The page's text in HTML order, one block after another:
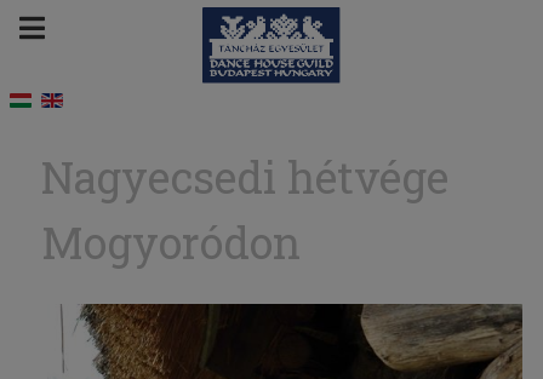
Nagyecsedi hétvége
Mogyoródon